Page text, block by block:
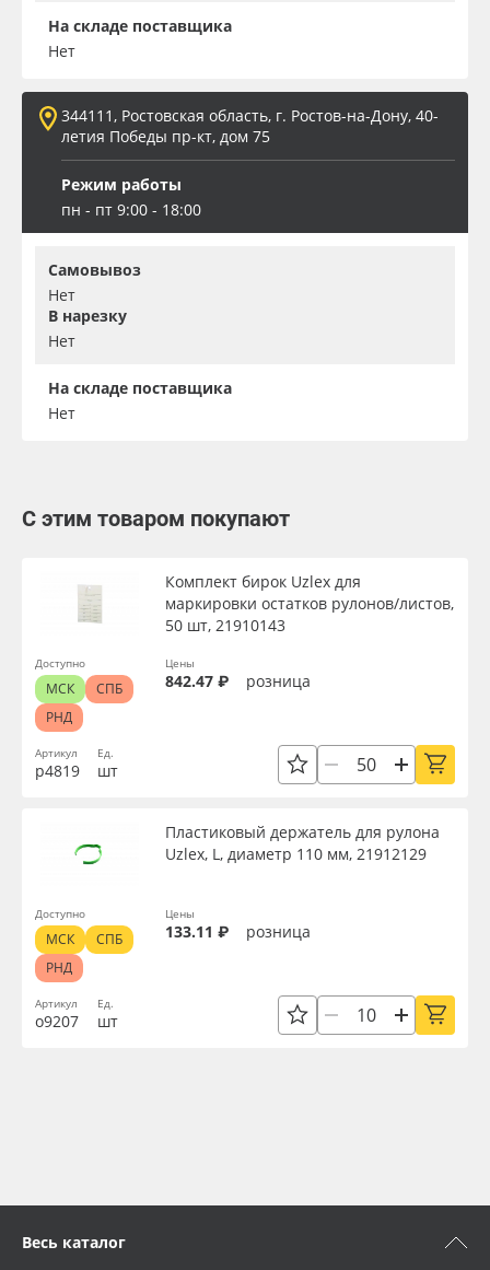
На складе поставщика
Нет
344111, Ростовская область, г. Ростов-на-Дону, 40-
летия Победы пр-кт, дом 75
Режим работы
пн - пт 9:00 - 18:00
Самовывоз
Нет
В нарезку
Нет
На складе поставщика
Нет
С этим товаром покупают
Артикул
р4819
Комплект бирок Uzlex для
маркировки остатков рулонов/листов,
50 шт, 21910143
Ед.
шт
Цены
842.47 ₽ розница
Доступно
МСК
СПБ
РНД
Артикул
о9207
Пластиковый держатель для рулона
Uzlex, L, диаметр 110 мм, 21912129
Ед.
шт
Цены
133.11 ₽ розница
Доступно
МСК
СПБ
РНД
Весь каталог